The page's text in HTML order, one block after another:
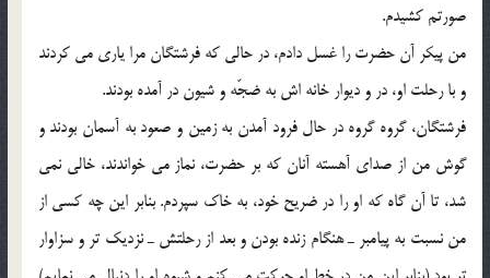
صورتم کشيدم.
من پيکر آن حضرت را غسل دادم، در حالي که فرشتگان مرا ياري مي کردند
و با رحلت او، در و ديوار خانه اش به ضجّه و شيون در آمده بودند.
فرشتگان، گروه گروه در حال فرود آمدن به زمين و صعود به آسمان بودند و
گوش من از صداي آهسته آنان که بر حضرت، نماز مي خواندند، خالي نمي
شد، تا آن گاه که او را در ضريح خود، به خاک سپردم. بنابر اين چه کسي از
من نسبت به پيامبر ـ هنگام زنده بودن و بعد از رحلتش ـ نزديک تر و سزاوار